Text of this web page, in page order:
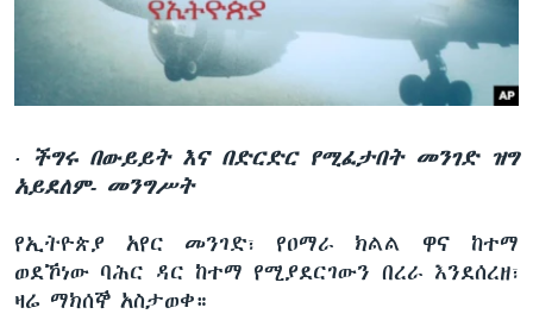
ቋንቋዎች
· ችግሩ በውይይት እና በድርድር የሚፈታበት መንገድ ዝግ
አይደለም- መንግሥት
የኢትዮጵያ አየር መንገድ፣ የዐማራ ክልል ዋና ከተማ
ወደኾነው ባሕር ዳር ከተማ የሚያደርገውን በረራ እንደሰረዘ፣
ዛሬ ማክሰኞ አስታወቀ።